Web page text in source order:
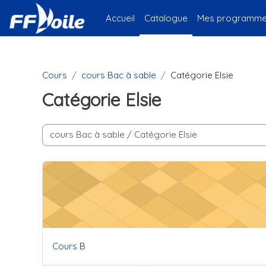
Passer au contenu principal
Accueil
Catalogue Mes
Cours cours Bac à sable Catégorie Elsie
Catégorie Elsie
Catégories de cours
Cours B
Nom du cours
Cours B